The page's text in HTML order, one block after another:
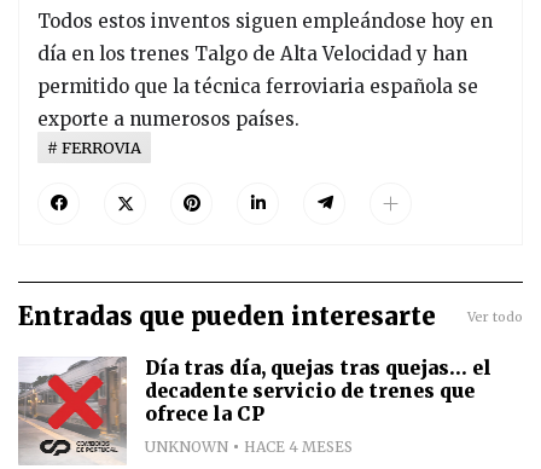
Todos estos inventos siguen empleándose hoy en
día en los trenes Talgo de Alta Velocidad y han
permitido que la técnica ferroviaria española se
exporte a numerosos países.
FERROVIA
Entradas que pueden interesarte Ver todo
Día tras día, quejas tras quejas... el
decadente servicio de trenes que
ofrece la CP
UNKNOWN HACE 4 MESES